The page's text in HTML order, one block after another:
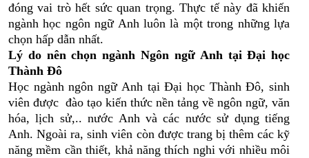
đóng vai trò hết sức quan trọng. Thực tế này đã khiến
ngành học ngôn ngữ Anh luôn là một trong những lựa
chọn hấp dẫn nhất.
Lý do nên chọn ngành Ngôn ngữ Anh tại Đại học
Thành Đô
Học ngành ngôn ngữ Anh tại Đại học Thành Đô, sinh
viên được đào tạokiến thức nền tảng về ngôn ngữ, văn
hóa, lịch sử,.. nước Anh và các nước sử dụng tiếng
Anh. Ngoài ra, sinh viên còn được trang bị thêm các kỹ
năng mềm cần thiết, khả năng thích nghi với nhiều môi